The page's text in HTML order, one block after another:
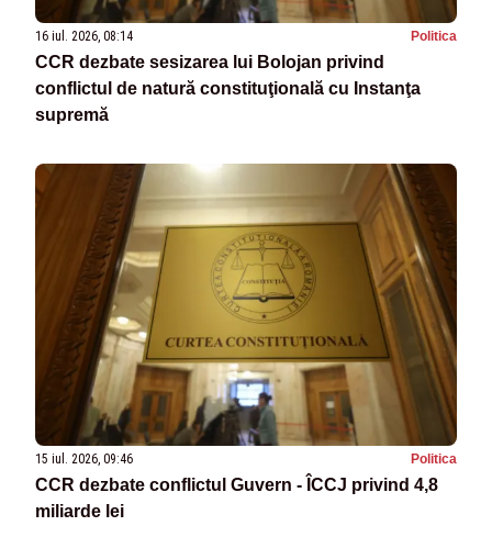
16 iul. 2026, 08:14 Politica
CCR dezbate sesizarea lui Bolojan privind
conflictul de natură constituţională cu Instanţa
supremă
15 iul. 2026, 09:46 Politica
CCR dezbate conflictul Guvern - ÎCCJ privind 4,8
miliarde lei